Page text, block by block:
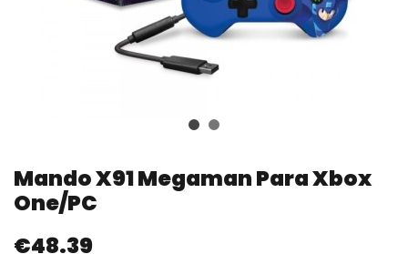
Mando X91 Megaman Para Xbox
One/PC
€48.39